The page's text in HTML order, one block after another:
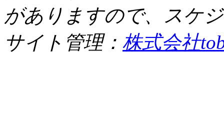
がありますので、スケ
サイト管理： 株式会社